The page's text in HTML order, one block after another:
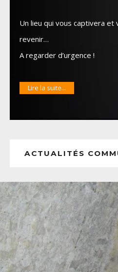
Un lieu qui vous captivera et
revenir…
A regarder d’urgence !
Lire la suite...
ACTUALITÉS